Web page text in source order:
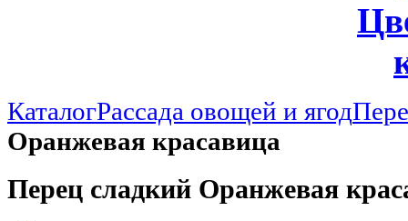
КаталогРассада овощей и ягод
Оранжевая красавица
Перец сладкий Оранжевая